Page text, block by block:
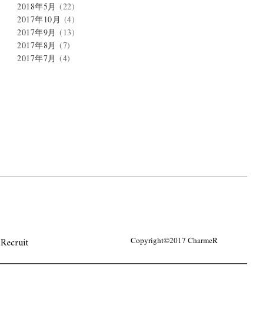
2018年5月 (22)
2017年10月 (4)
2017年9月 (13)
2017年8月 (7)
2017年7月 (4)
Recruit Copyright©2017 CharmeR